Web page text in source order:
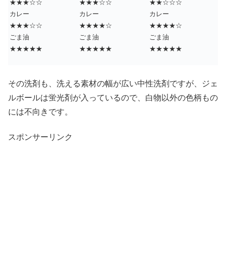
★★★☆☆
カレー
★★★☆☆
ごま油
★★★★★
★★★☆☆
カレー
★★★★☆
ごま油
★★★★★
★★☆☆☆
カレー
★★★★☆
ごま油
★★★★★
その洗剤も、洗える素材の幅が広い中性洗剤ですが、ジェ
ルボールは蛍光剤が入っているので、白物以外の色柄もの
には不向きです。
スポンサーリンク